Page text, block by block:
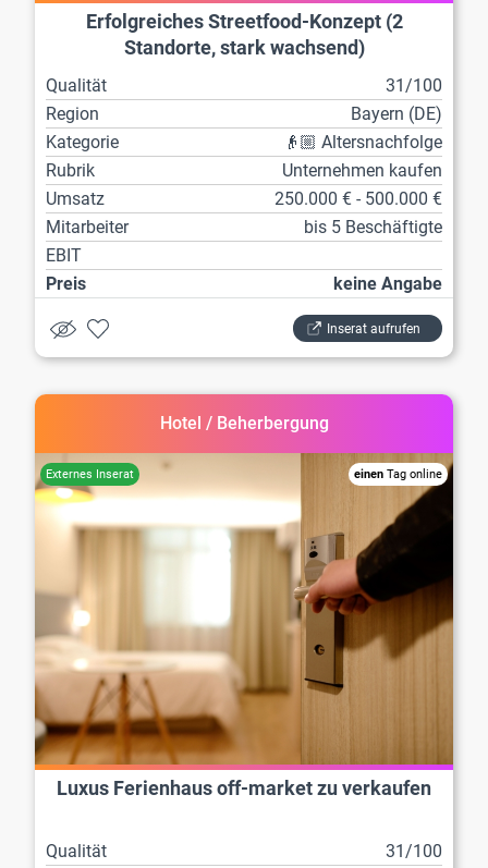
Erfolgreiches Streetfood-Konzept (2
Standorte, stark wachsend)
Qualität
31/100
Region
Bayern (DE)
Kategorie
👴🏼 Altersnachfolge
Rubrik
Unternehmen kaufen
Umsatz
250.000 € - 500.000 €
Mitarbeiter
bis 5 Beschäftigte
EBIT
Preis
keine Angabe
Inserat aufrufen
Hotel / Beherbergung
einen Tag online
Luxus Ferienhaus off-market zu verkaufen
Qualität
31/100